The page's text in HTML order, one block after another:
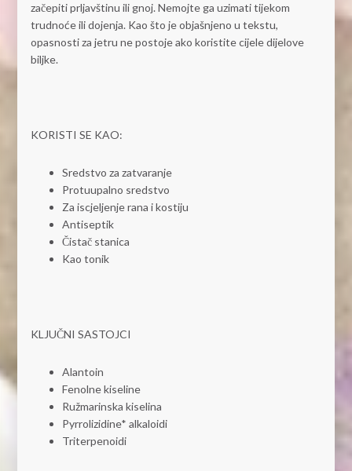
začepiti prljavštinu ili gnoj. Nemojte ga uzimati tijekom
trudnoće ili dojenja. Kao što je objašnjeno u tekstu,
opasnosti za jetru ne postoje ako koristite cijele dijelove
biljke.
KORISTI SE KAO:
Sredstvo za zatvaranje
Protuupalno sredstvo
Za iscjeljenje rana i kostiju
Antiseptik
Čistač stanica
Kao tonik
KLJUČNI SASTOJCI
Alantoin
Fenolne kiseline
Ružmarinska kiselina
Pyrrolizidine* alkaloidi
Triterpenoidi